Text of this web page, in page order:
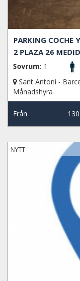
PARKING COCHE
2 PLAZA 26
Sovrum: 1
Sant Antoni -
Månadshyra
Från
NYTT